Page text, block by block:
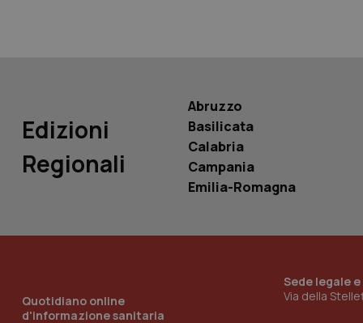
Edizioni
Regionali
Abruzzo
Basilicata
Calabria
Campania
Emilia-Romagna
Quotidiano online
d'informazione sanitaria
Sede legale
Via della